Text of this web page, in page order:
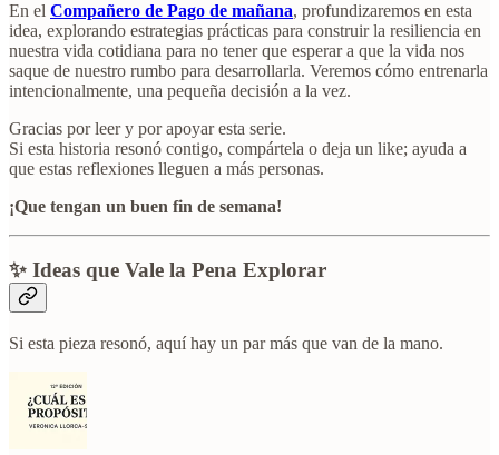
En el Compañero de Pago de mañana, profundizaremos en esta
idea, explorando estrategias prácticas para construir la resiliencia en
nuestra vida cotidiana para no tener que esperar a que la vida nos
saque de nuestro rumbo para desarrollarla. Veremos cómo entrenarla
intencionalmente, una pequeña decisión a la vez.
Gracias por leer y por apoyar esta serie.
Si esta historia resonó contigo, compártela o deja un like; ayuda a
que estas reflexiones lleguen a más personas.
¡Que tengan un buen fin de semana!
✨ Ideas que Vale la Pena Explorar
Si esta pieza resonó, aquí hay un par más que van de la mano.